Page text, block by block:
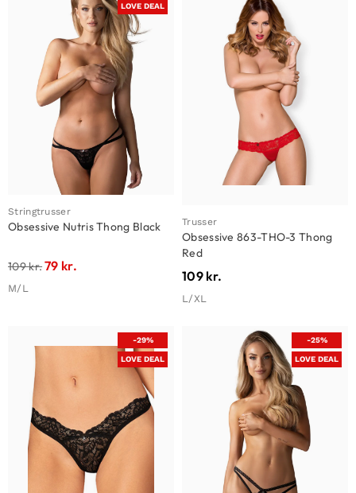
LOVE DEAL
Stringtrusser
Obsessive Nutris Thong Black
109kr.79 kr.
M/L
Trusser
Obsessive 863-THO-3 Thong
Red
109 kr.
L/XL
-29%
LOVE DEAL
-25%
LOVE DEAL